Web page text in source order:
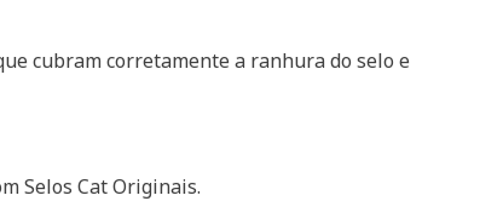
cubram corretamente a ranhura do selo e
Selos Cat Originais.